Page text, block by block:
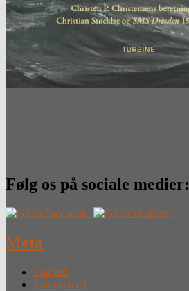
Følg os på sociale medier:
Meta
Log ind
Indlægsfeed